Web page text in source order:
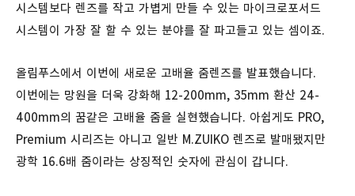
시스템보다 렌즈를 작고 가볍게 만들 수 있는 마이크로포서드
시스템이 가장 잘 할 수 있는 분야를 잘 파고들고 있는 셈이죠.
올림푸스에서 이번에 새로운 고배율 줌렌즈를 발표했습니다.
이번에는 망원을 더욱 강화해 12-200mm, 35mm 환산 24-
400mm의 꿈같은 고배율 줌을 실현했습니다. 아쉽게도 PRO,
Premium 시리즈는 아니고 일반 M.ZUIKO 렌즈로 발매됐지만
광학 16.6배 줌이라는 상징적인 숫자에 관심이 갑니다.